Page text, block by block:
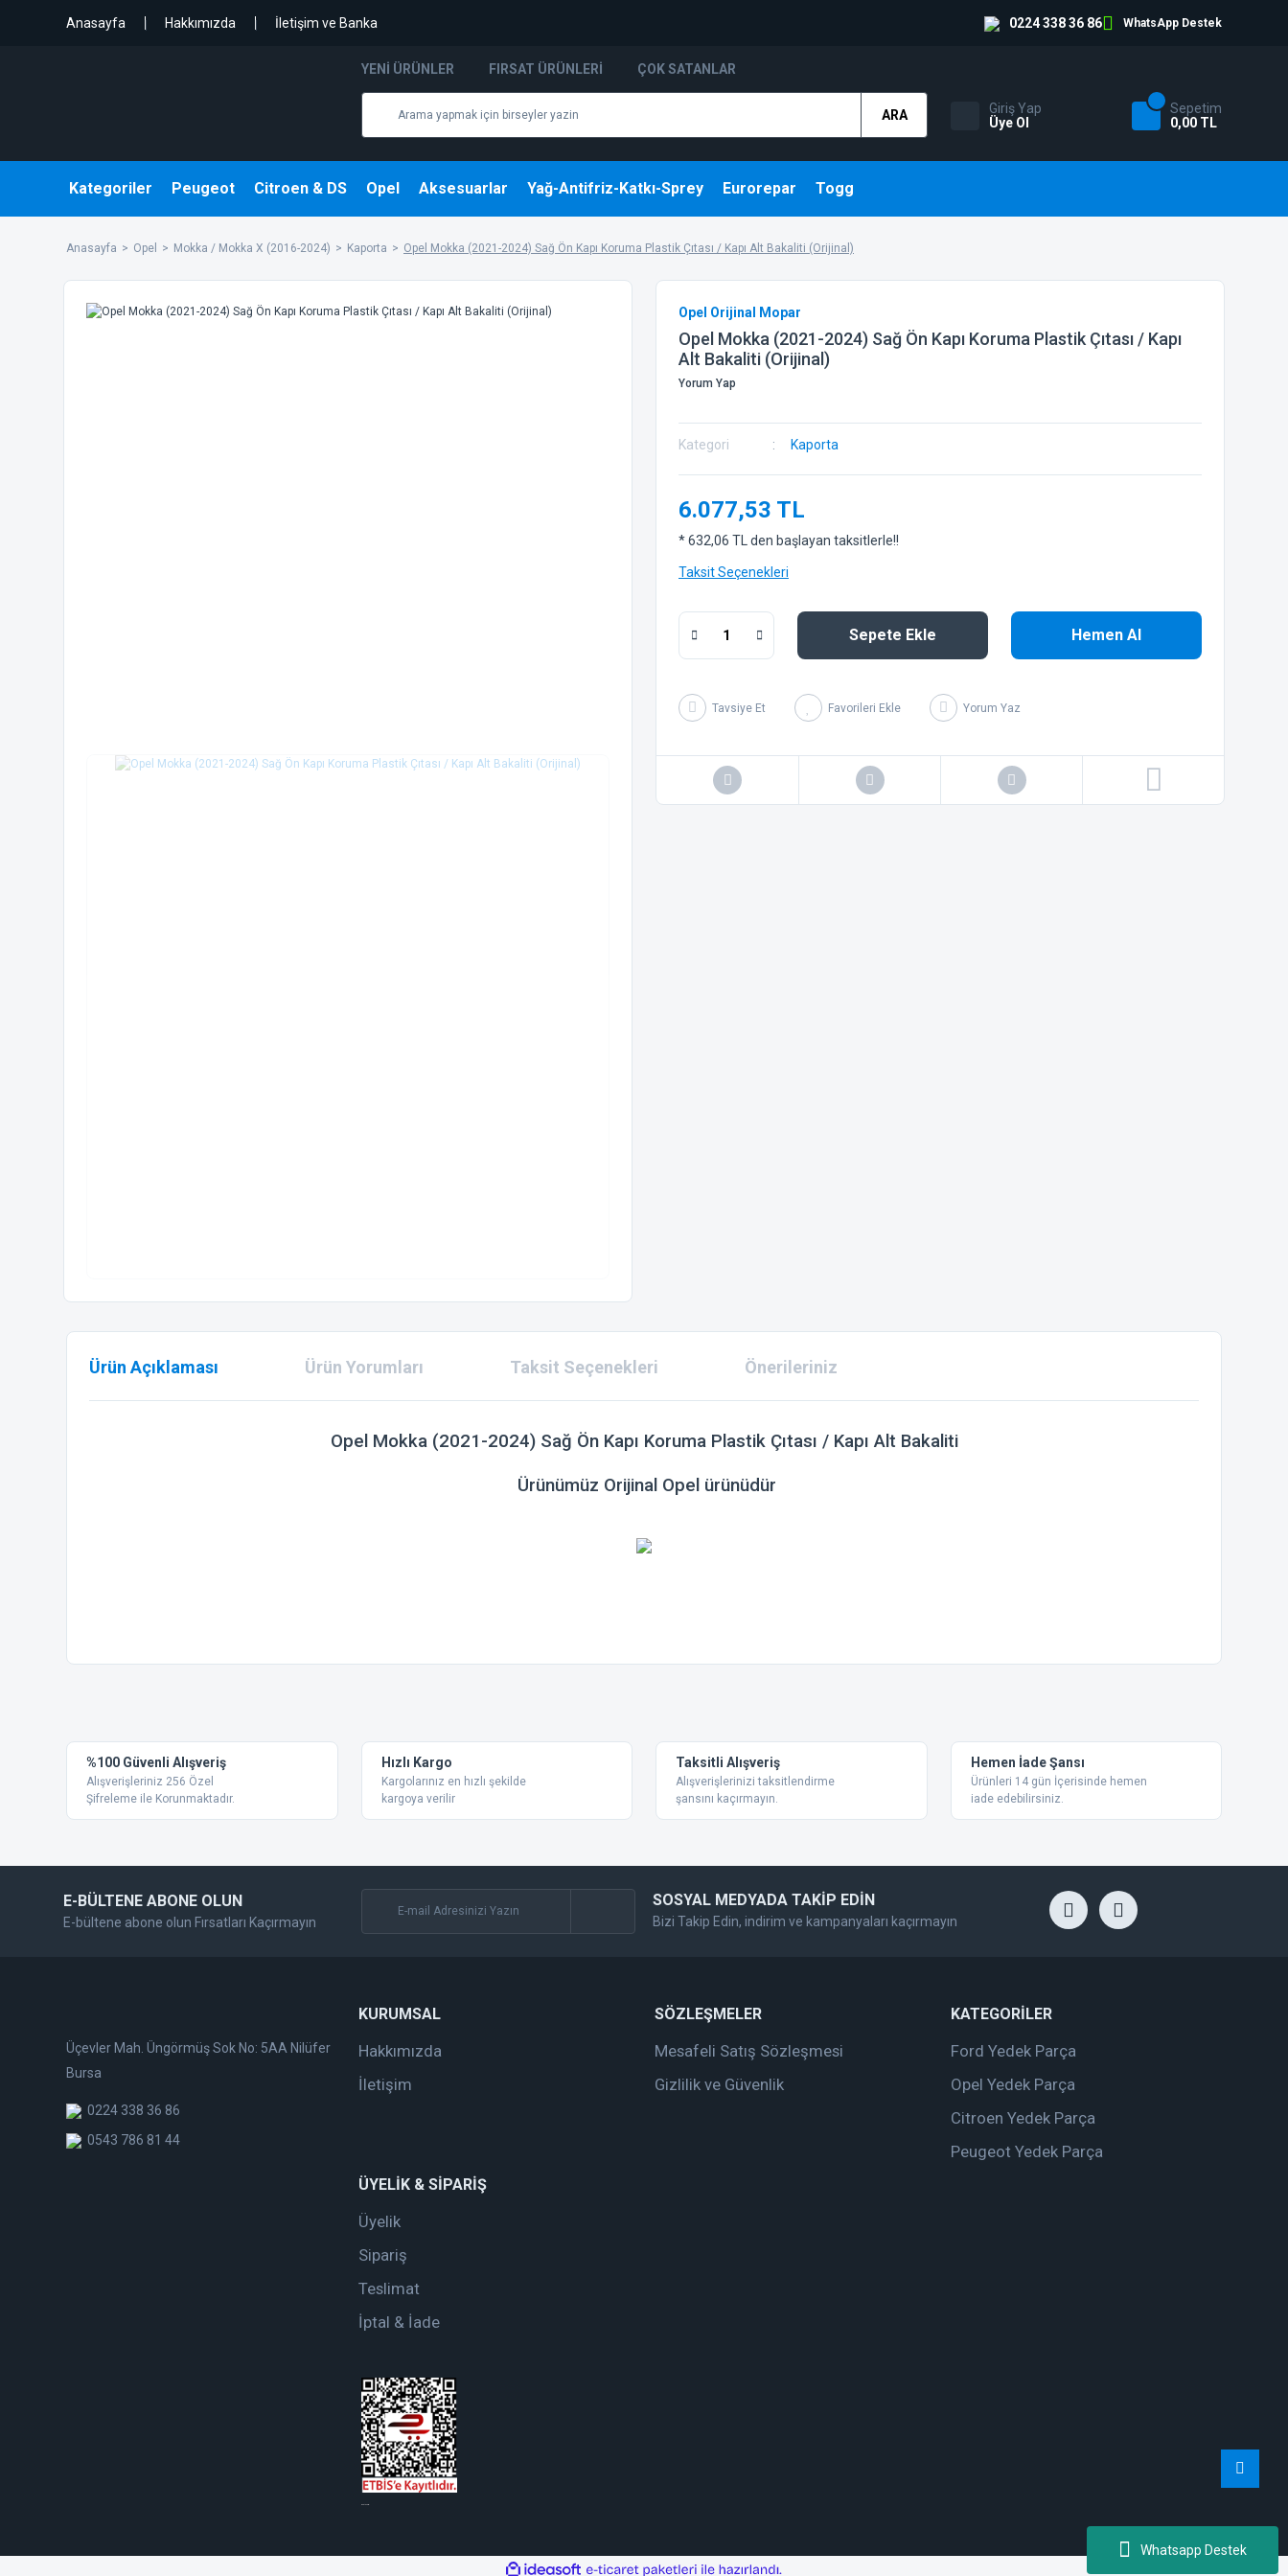
Whatsapp Destek
Anasayfa Hakkımızda İletişim ve Banka 0224 338 36 86 WhatsApp Destek
YENI ÜRÜNLER FIRSAT ÜRÜNLERI ÇOK SATANLAR
ARA
Giriş Yap
Üye Ol
Sepetim
0,00 TL
Kategoriler Peugeot Citroen & DS Opel Aksesuarlar Yağ-Antifriz-Katkı-Sprey Eurorepar Togg
Anasayfa Opel Mokka / Mokka X (2016-2024) Kaporta Opel Mokka (2021-2024) Sağ Ön Kapı Koruma Plastik Çıtası / Kapı Alt Bakaliti (Orijinal)
Opel Orijinal Mopar
Opel Mokka (2021-2024) Sağ Ön Kapı Koruma Plastik Çıtası / Kapı
Alt Bakaliti (Orijinal)
Yorum Yap
Kategori Kaporta
6.077,53 TL
* 632,06 TL den başlayan taksitlerle!!
Taksit Seçenekleri
Sepete Ekle Hemen Al
Tavsiye Et Yorum Yaz
Ürün Açıklaması Ürün Yorumları Taksit Seçenekleri Önerileriniz
Opel Mokka (2021-2024) Sağ Ön Kapı Koruma Plastik Çıtası / Kapı Alt Bakaliti
Ürünümüz Orijinal Opel ürünüdür
Ürün resmi kalitesiz, bozuk veya görüntülenemiyor.
Ürün açıklamasında eksik bilgiler bulunuyor.
Ürün bilgilerinde hatalar bulunuyor.
Ürün fiyatı diğer sitelerden daha pahalı.
%100 Güvenli Alışveriş
Alışverişleriniz 256 Özel
Şifreleme ile Korunmaktadır.
Hızlı Kargo
Kargolarınız en hızlı şekilde
kargoya verilir
Taksitli Alışveriş
Alışverişlerinizi taksitlendirme
şansını kaçırmayın.
Hemen İade Şansı
Ürünleri 14 gün İçerisinde hemen
iade edebilirsiniz.
E-BÜLTENE ABONE OLUN
E-bültene abone olun Fırsatları Kaçırmayın
SOSYAL MEDYADA TAKİP EDİN
Bizi Takip Edin, indirim ve kampanyaları kaçırmayın
Üçevler Mah. Üngörmüş Sok No: 5AA Nilüfer
Bursa
0224 338 36 86
0543 786 81 44
KURUMSAL
Hakkımızda
İletişim
SÖZLEŞMELER
Mesafeli Satış Sözleşmesi
Gizlilik ve Güvenlik
KATEGORİLER
Ford Yedek Parça
Opel Yedek Parça
Citroen Yedek Parça
Peugeot Yedek Parça
ÜYELİK & SİPARİŞ
Üyelik
Sipariş
Teslimat
İptal & İade
ideasoft e-